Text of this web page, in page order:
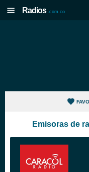
Radios .com.co
Emisoras de